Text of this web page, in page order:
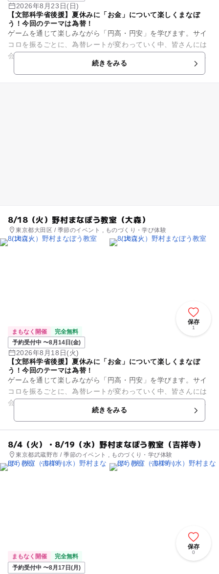
2026年8月23日(日)
【文部科学省後援】夏休みに「お金」について楽しくまなぼ
う！今回のテーマは為替！
ゲームを通じて楽しみながら「円高・円安」を学びます。サイ
コロを振るごとに、為替レートが変わっていく中、皆さんには
会社の社長になったつもりで、消しゴムを輸入する体験をして
もらいます。 はたして、...続きをみる
8/18（火）野村まなぼう教室（大森）
東京都大田区 / 季節のイベント , ものづくり・学び体験
保存
1
まもなく開催
完全無料
予約受付中 〜8月14日(金)
2026年8月18日(火)
【文部科学省後援】夏休みに「お金」について楽しくまなぼ
う！今回のテーマは為替！
ゲームを通じて楽しみながら「円高・円安」を学びます。サイ
コロを振るごとに、為替レートが変わっていく中、皆さんには
会社の社長になったつもりで、消しゴムを輸入する体験をして
もらいます。 はたして、...続きをみる
8/4（火）・8/19（水）野村まなぼう教室（吉祥寺）
東京都武蔵野市 / 季節のイベント , ものづくり・学び体験
保存
0
まもなく開催
完全無料
予約受付中 〜8月17日(月)